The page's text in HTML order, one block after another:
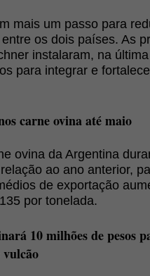
mais um passo para
os dois países. As
instalaram, na
para integrar e
carne ovina até maio
ovina da Argentina
ao ano anterior,
de exportação
por tonelada.
10 milhões de pesos
vulcão